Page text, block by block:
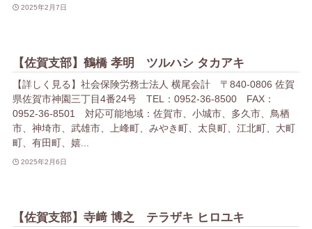
2025年2月7日
【佐賀支部】鶴橋 孝明 ツルハシ タカアキ
【詳しく見る】社会保険労務士法人 横尾会計 〒840-0806 佐賀
県佐賀市神園三丁目4番24号 TEL：0952-36-8500 FAX：
0952-36-8501 対応可能地域：佐賀市、小城市、多久市、鳥栖
市、神埼市、武雄市、上峰町、みやき町、太良町、江北町、大町
町、有田町、嬉...
2025年2月6日
【佐賀支部】寺﨑 博之 テラザキ ヒロユキ